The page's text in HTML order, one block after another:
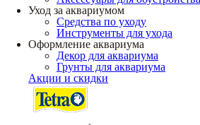
Уход за аквариумом
Средства по уходу
Инструменты для ухода
Оформление аквариума
Декор для аквариума
Грунты для аквариума
Акции и скидки